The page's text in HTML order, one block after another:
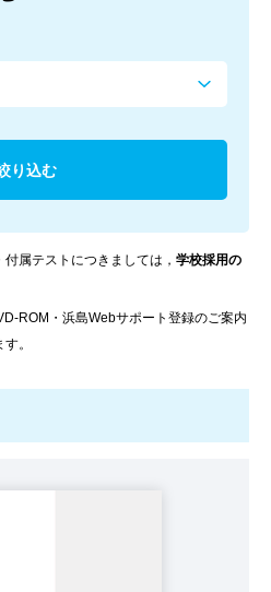
付属テストにつきましては， 学校採用の
ROM・浜島Webサポート登録のご案内
。